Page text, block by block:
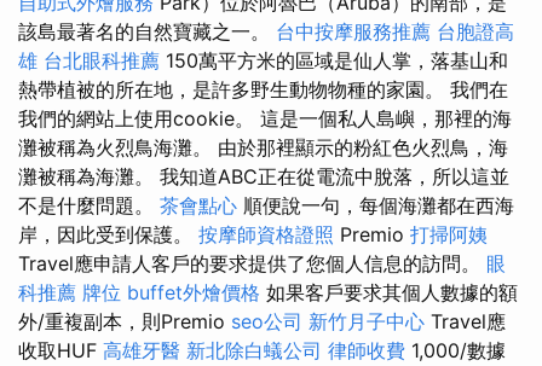
該島最著名的自然寶藏之一。 台中按摩服務推薦 台胞證高
雄 台北眼科推薦 150萬平方米的區域是仙人掌，落基山和
熱帶植被的所在地，是許多野生動物物種的家園。 我們在
我們的網站上使用cookie。 這是一個私人島嶼，那裡的海
灘被稱為火烈鳥海灘。 由於那裡顯示的粉紅色火烈鳥，海
灘被稱為海灘。 我知道ABC正在從電流中脫落，所以這並
不是什麼問題。 茶會點心 順便說一句，每個海灘都在西海
岸，因此受到保護。 按摩師資格證照 Premio 打掃阿姨
Travel應申請人客戶的要求提供了您個人信息的訪問。 眼
科推薦 牌位 buffet外燴價格 如果客戶要求其個人數據的額
外/重複副本，則Premio seo公司 新竹月子中心 Travel應
收取HUF 高雄牙醫 新北除白蟻公司 律師收費 1,000/數據